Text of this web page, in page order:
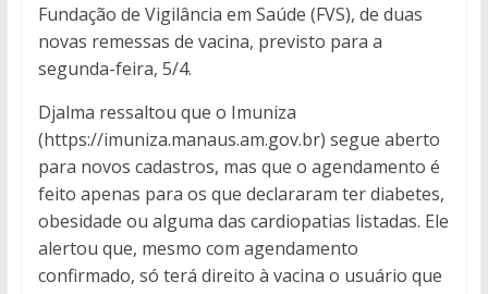
Fundação de Vigilância em Saúde (FVS), de duas
novas remessas de vacina, previsto para a
segunda-feira, 5/4.
Djalma ressaltou que o Imuniza
(https://imuniza.manaus.am.gov.br) segue aberto
para novos cadastros, mas que o agendamento é
feito apenas para os que declararam ter diabetes,
obesidade ou alguma das cardiopatias listadas. Ele
alertou que, mesmo com agendamento
confirmado, só terá direito à vacina o usuário que